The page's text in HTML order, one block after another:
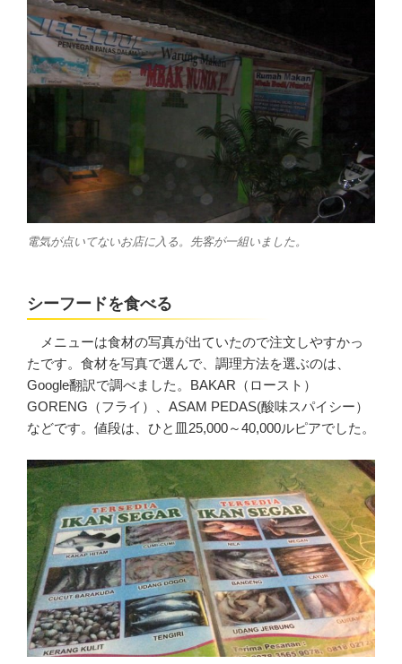
電気が点いてないお店に入る。先客が一組いました。
シーフードを食べる
メニューは食材の写真が出ていたので注文しやすかっ
たです。食材を写真で選んで、調理方法を選ぶのは、
Google翻訳で調べました。BAKAR（ロースト）
GORENG（フライ）、ASAM PEDAS(酸味スパイシー）
などです。値段は、ひと皿25,000～40,000ルピアでした。